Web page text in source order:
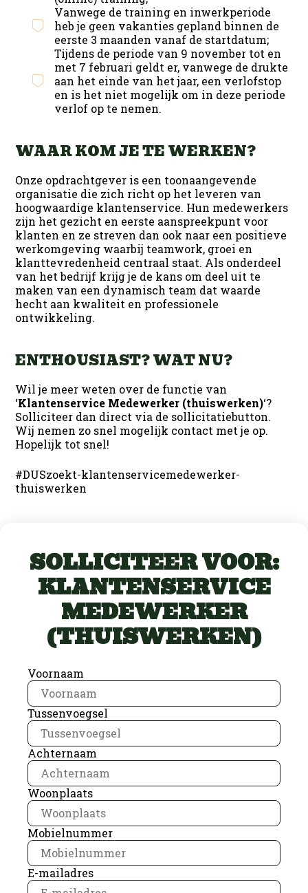
Vanwege de training en inwerkperiode
heb je geen vakanties gepland binnen de
eerste 3 maanden vanaf de startdatum;
Tijdens de periode van 9 november tot en
met 7 februari geldt er, vanwege de drukte
aan het einde van het jaar, een verlofstop
en is het niet mogelijk om in deze periode
verlof op te nemen.
WAAR KOM JE TE WERKEN?
Onze opdrachtgever is een toonaangevende
organisatie die zich richt op het leveren van
hoogwaardige klantenservice. Hun medewerkers
zijn het gezicht en eerste aanspreekpunt voor
klanten en ze streven dan ook naar een positieve
werkomgeving waarbij teamwork, groei en
klanttevredenheid centraal staat. Als onderdeel
van het bedrijf krijg je de kans om deel uit te
maken van een dynamisch team dat waarde
hecht aan kwaliteit en professionele
ontwikkeling.
ENTHOUSIAST? WAT NU?
Wil je meer weten over de functie van
‘Klantenservice Medewerker (thuiswerken)‘?
Solliciteer dan direct via de sollicitatiebutton.
Wij nemen zo snel mogelijk contact met je op.
Hopelijk tot snel!
#DUSzoekt-klantenservicemedewerker-
thuiswerken
SOLLICITEER VOOR:
KLANTENSERVICE
MEDEWERKER
(THUISWERKEN)
Voornaam
Tussenvoegsel
Achternaam
Woonplaats
Mobielnummer
E-mailadres